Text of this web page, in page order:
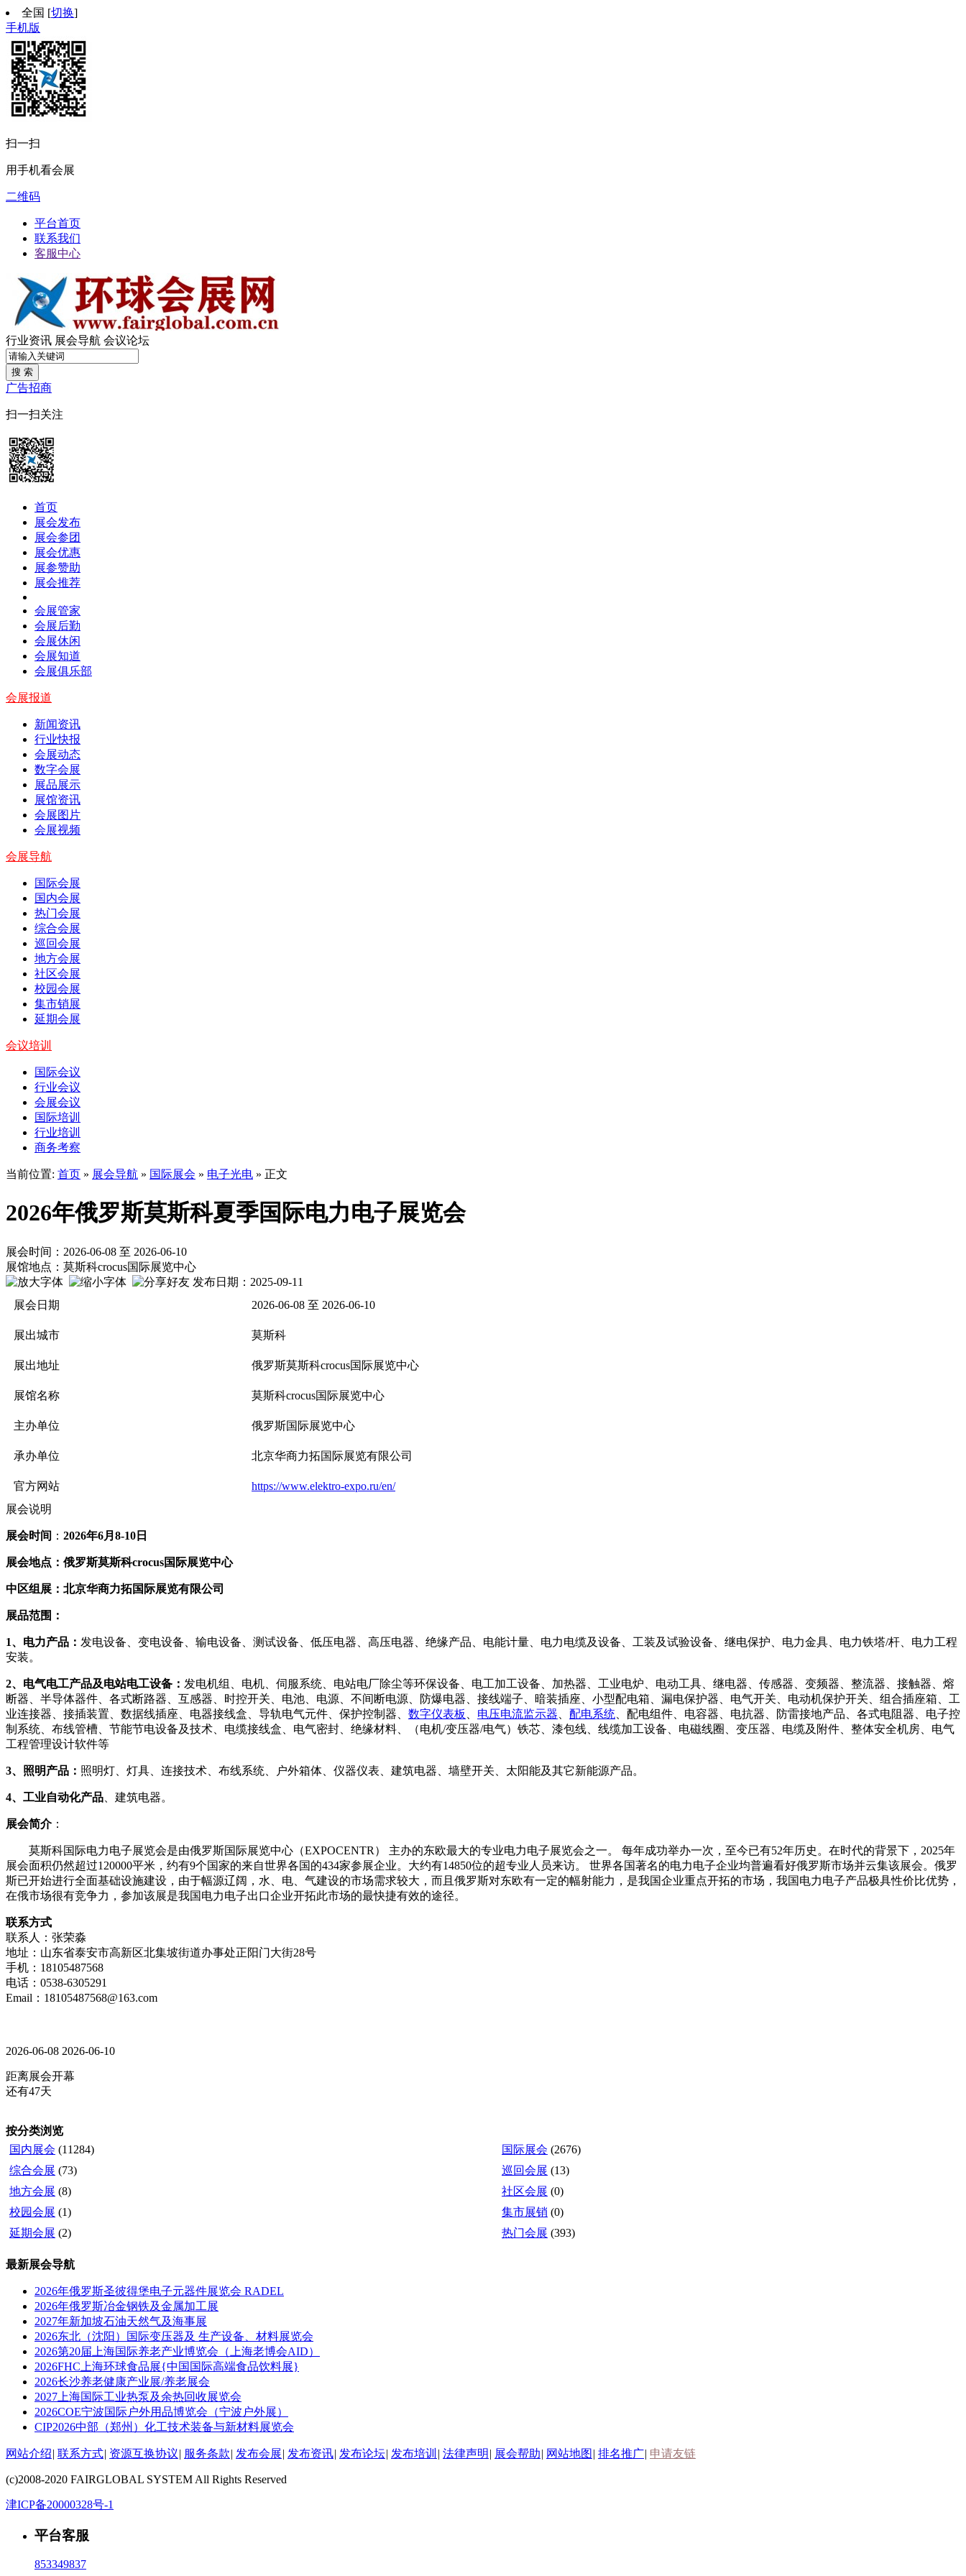
全国 [切换]
手机版
扫一扫
用手机看会展
二维码
平台首页
联系我们
客服中心
行业资讯 展会导航 会议论坛
搜 索
广告招商
扫一扫关注
首页
展会发布
展会参团
展会优惠
展参赞助
展会推荐
会展管家
会展后勤
会展休闲
会展知道
会展俱乐部
会展报道
新闻资讯
行业快报
会展动态
数字会展
展品展示
展馆资讯
会展图片
会展视频
会展导航
国际会展
国内会展
热门会展
综合会展
巡回会展
地方会展
社区会展
校园会展
集市销展
延期会展
会议培训
国际会议
行业会议
会展会议
国际培训
行业培训
商务考察
当前位置: 首页 » 展会导航 » 国际展会 » 电子光电 » 正文
2026年俄罗斯莫斯科夏季国际电力电子展览会
展会时间：2026-06-08 至 2026-06-10
展馆地点：莫斯科crocus国际展览中心
发布日期：2025-09-11
展会日期
2026-06-08 至 2026-06-10
展出城市 莫斯科
展出地址 俄罗斯莫斯科crocus国际展览中心
展馆名称 莫斯科crocus国际展览中心
主办单位 俄罗斯国际展览中心
承办单位 北京华商力拓国际展览有限公司
官方网站
https://www.elektro-expo.ru/en/
展会说明
展会时间 ： 2026年6月 8-10 日
展会地点： 俄罗斯莫斯科crocus国际展览中心
中区组展： 北京华商力拓国际展览有限公司
展品范围：
1、电力产品： 发电设备、变电设备、输电设备、测试设备、低压电器、高压电器、绝缘产品、电能计量、电力电缆及设备、工装及试验设备、继电保护、电力金具、电力铁塔/杆、电力工程
安装。
2、电气电工产品及电站电工设备： 发电机组、电机、伺服系统、电站电厂除尘等环保设备、电工加工设备、加热器、工业电炉、电动工具、继电器、传感器、变频器、整流器、接触器、熔
断器、半导体器件、各式断路器、互感器、时控开关、电池、电源、不间断电源、防爆电器、接线端子、暗装插座、小型配电箱、漏电保护器、电气开关、电动机保护开关、组合插座箱、工
业连接器、接插装置、数据线插座、电器接线盒、导轨电气元件、保护控制器、 数字仪表板 电压电流监示器 配电系统 、配电组件、电容器、电抗器、防雷接地产品、各式电阻器、电子控
制系统、布线管槽、节能节电设备及技术、电缆接线盒、电气密封、绝缘材料、（电机/变压器/电气）铁芯、漆包线、线缆加工设备、电磁线圈、变压器、电缆及附件、整体安全机房、电气
工程管理设计软件等
3、照明产品： 照明灯、灯具、连接技术、布线系统、户外箱体、仪器仪表、建筑电器、墙壁开关、太阳能及其它新能源产品。
4、工业自动化产品 、建筑电器。
展会简介：
莫斯科国际电力电子展览会是由俄罗斯国际展览中心（EXPOCENTR） 主办的东欧最大的专业电力电子展览会之一。 每年成功举办一次，至今已有52年历史。在时代的背景下，2025年
展会面积仍然超过120000平米，约有9个国家的来自世界各国的434家参展企业。大约有14850位的超专业人员来访。 世界各国著名的电力电子企业均普遍看好俄罗斯市场并云集该展会。俄罗
斯已开始进行全面基础设施建设，由于幅源辽阔，水、电、气建设的市场需求较大，而且俄罗斯对东欧有一定的幅射能力，是我国企业重点开拓的市场，我国电力电子产品极具性价比优势，
在俄市场很有竞争力，参加该展是我国电力电子出口企业开拓此市场的最快捷有效的途径。
联系方式
联系人：张荣淼
地址：山东省泰安市高新区北集坡街道办事处正阳门大街28号
手机：18105487568
电话：0538-6305291
Email：18105487568@163.com
2026-06-08 2026-06-10
距离展会开幕
还有47天
按分类浏览
国内展会 (11284) 国际展会 (2676)
综合会展 (73) 巡回会展 (13)
地方会展 (8) 社区会展 (0)
校园会展 (1) 集市展销 (0)
延期会展 (2) 热门会展 (393)
最新展会导航
2026年俄罗斯圣彼得堡电子元器件展览会 RADEL
2026年俄罗斯冶金钢铁及金属加工展
2027年新加坡石油天然气及海事展
2026东北（沈阳）国际变压器及 生产设备、材料展览会
2026第20届上海国际养老产业博览会（上海老博会AID）
2026FHC上海环球食品展{中国国际高端食品饮料展}
2026长沙养老健康产业展/养老展会
2027上海国际工业热泵及余热回收展览会
2026COE宁波国际户外用品博览会（宁波户外展）
CIP2026中部（郑州）化工技术装备与新材料展览会
网站介绍| 联系方式| 资源互换协议| 服务条款| 发布会展| 发布资讯| 发布论坛| 发布培训 | 法律声明 | 展会帮助| 网站地图 | 排名推广| 申请友链
(c)2008-2020 FAIRGLOBAL SYSTEM All Rights Reserved
津ICP备20000328号-1
平台客服
853349837